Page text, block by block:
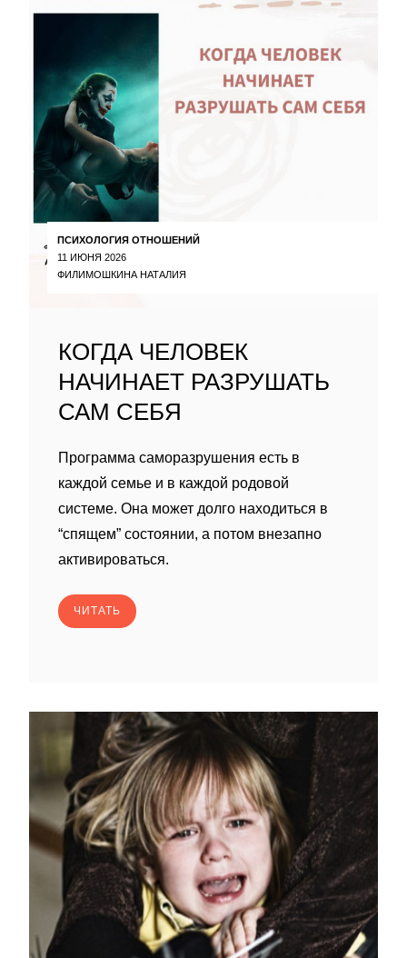
ПСИХОЛОГИЯ ОТНОШЕНИЙ
11 ИЮНЯ 2026
ФИЛИМОШКИНА НАТАЛИЯ
КОГДА ЧЕЛОВЕК
НАЧИНАЕТ РАЗРУШАТЬ
САМ СЕБЯ
Программа саморазрушения есть в
каждой семье и в каждой родовой
системе. Она может долго находиться в
“спящем” состоянии, а потом внезапно
активироваться.
ЧИТАТЬ